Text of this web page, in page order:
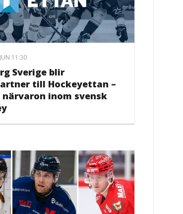
11:30
Sverige blir
till Hockeyettan –
inom svensk